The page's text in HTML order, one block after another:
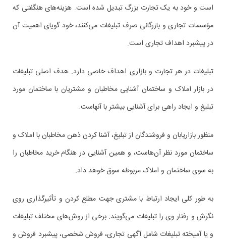
است و خود به یک تجارت بزرگ تبدیل شده است. هزینه‌های هنگفتی که
مؤسسات تجاری و بازرگانی صرف تبلیغات می‌کنند، خود گویای اهمیت آن
در پیشبرد اهداف تجاری است.
تبلیغات در هر تجارت و بازاری اهداف خاصی دارد. هدف اصلی تبلیغات
در بازار املاک و ساختمان آشنایی مخاطبان و مشتریان با ساختمان مورد
تبلیغ و ایجاد راهی برای آشنایی بیشتر با آنهاست.
منظور بازاریابان و فروشندگان از تبلیغ، آشنا کردن ذهن مخاطبان با املاک و
ساختمان مورد نظر آن‌هاست، و همین آشنایی در هنگام خرید مخاطبان را
به سوی ساختمان و املاک مربوطه سوق خوهد داد.
به طور کلی ایجاد ارتباط با مشتری جهت مطلع کردن و تأثیرگذاری روی
نگرش و رفتار وی را تبلیغات می‌گویند. برخی از روش‌های مختلف تبلیغات
و یا آمیخته تبلیغات شامل آگهی تجاری، فروش شخصی، پیشبرد فروش و